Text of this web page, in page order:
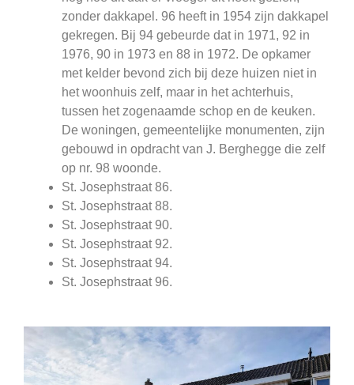
zonder dakkapel. 96 heeft in 1954 zijn dakkapel
gekregen. Bij 94 gebeurde dat in 1971, 92 in
1976, 90 in 1973 en 88 in 1972. De opkamer
met kelder bevond zich bij deze huizen niet in
het woonhuis zelf, maar in het achterhuis,
tussen het zogenaamde schop en de keuken.
De woningen, gemeentelijke monumenten, zijn
gebouwd in opdracht van J. Berghegge die zelf
op nr. 98 woonde.
St. Josephstraat 86.
St. Josephstraat 88.
St. Josephstraat 90.
St. Josephstraat 92.
St. Josephstraat 94.
St. Josephstraat 96.